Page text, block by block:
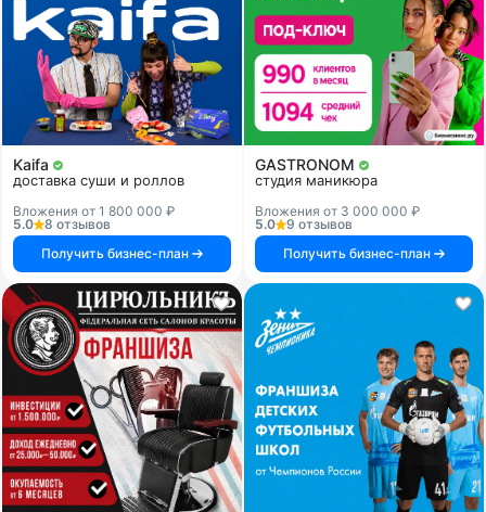
Kaifa
доставка суши и роллов
Вложения от 1 800 000 ₽
5.0
8 отзывов
Получить бизнес-план
GASTRONOM
студия маникюра
Вложения от 3 000 000 ₽
5.0
9 отзывов
Получить бизнес-план